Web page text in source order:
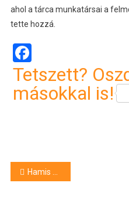
ahol a tárca munkatársai a
tette hozzá.
Facebook
Tetszett?
másokkal is!
Bejegyzés
Hamis volt az autó műszakija